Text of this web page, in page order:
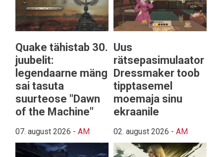
Quake tähistab 30.
juubelit:
legendaarne mäng
sai tasuta
suurteose "Dawn
of the Machine"
07. august 2026 - AM
Uus
rätsepasimulaator
Dressmaker toob
tipptasemel
moemaja sinu
ekraanile
02. august 2026 - AM